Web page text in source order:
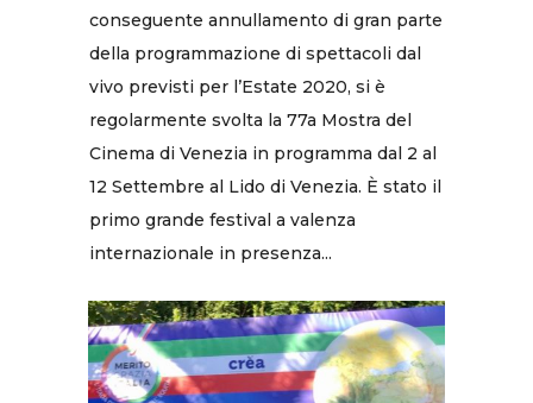
conseguente annullamento di gran parte
della programmazione di spettacoli dal
vivo previsti per l’Estate 2020, si è
regolarmente svolta la 77a Mostra del
Cinema di Venezia in programma dal 2 al
12 Settembre al Lido di Venezia. È stato il
primo grande festival a valenza
internazionale in presenza...